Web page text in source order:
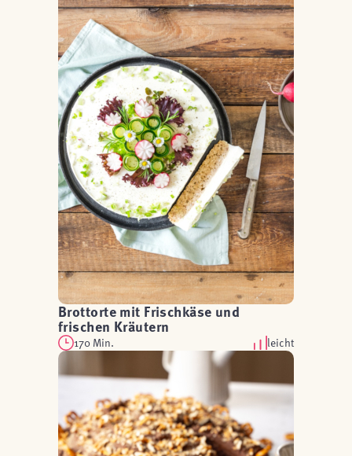
Brottorte mit Frischkäse und
frischen Kräutern
170 Min. leicht